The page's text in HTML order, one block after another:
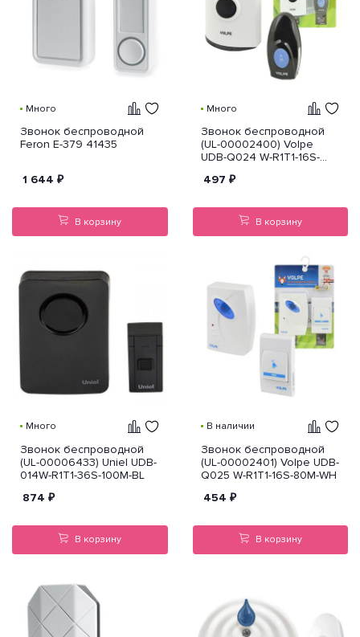
Много
Звонок беспроводной
Feron E-379 41435
1 644 ₽
В корзину
Много
Звонок беспроводной
(UL-00002400) Volpe
UDB-Q024 W-R1T1-16S-
497 ₽
В корзину
Много
Звонок беспроводной
(UL-00006433) Uniel UDB-
014W-R1T1-36S-100M-BL
874 ₽
В корзину
В наличии
Звонок беспроводной
(UL-00002401) Volpe UDB-
Q025 W-R1T1-16S-80M-WH
454 ₽
В корзину